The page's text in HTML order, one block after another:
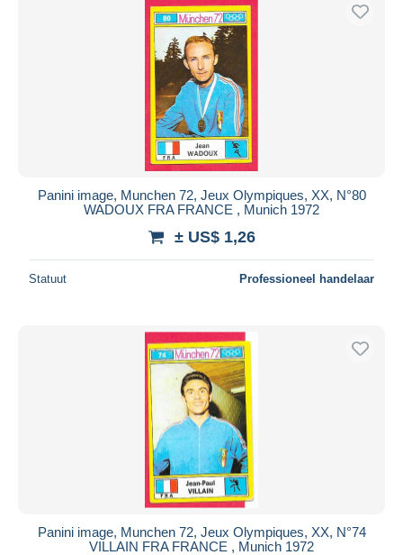
Panini image, Munchen 72, Jeux Olympiques, XX, N°80
WADOUX FRA FRANCE , Munich 1972
± US$ 1,26
Statuut Professioneel handelaar
Panini image, Munchen 72, Jeux Olympiques, XX, N°74
VILLAIN FRA FRANCE , Munich 1972